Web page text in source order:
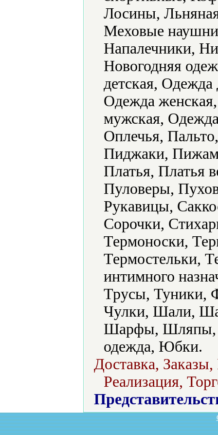
Лосины,
Меховые
Напалечники,
Новогодняя
детская,
Одежда
мужская,
Оплечья,
Пиджаки,
Платья, Платья
Пуловеры,
Рукавицы,
Сорочки,
Термоноски,
Термостельки,
интимного
Трусы, Туники,
Чулки, Шали,
Шарфы, Шляпы,
одежда, Юбки.
Доставка,
Реализация,